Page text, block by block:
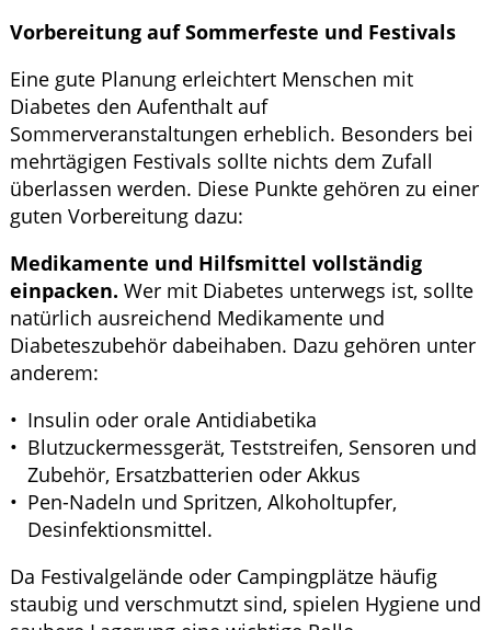
Vorbereitung auf Sommerfeste und Festivals
Eine gute Planung erleichtert Menschen mit
Diabetes den Aufenthalt auf
Sommerveranstaltungen erheblich. Besonders bei
mehrtägigen Festivals sollte nichts dem Zufall
überlassen werden. Diese Punkte gehören zu einer
guten Vorbereitung dazu:
Medikamente und Hilfsmittel vollständig
einpacken. Wer mit Diabetes unterwegs ist, sollte
natürlich ausreichend Medikamente und
Diabeteszubehör dabeihaben. Dazu gehören unter
anderem:
Insulin oder orale Antidiabetika
Blutzuckermessgerät, Teststreifen, Sensoren und
Zubehör, Ersatzbatterien oder Akkus
Pen-Nadeln und Spritzen, Alkoholtupfer,
Desinfektionsmittel.
Da Festivalgelände oder Campingplätze häufig
staubig und verschmutzt sind, spielen Hygiene und